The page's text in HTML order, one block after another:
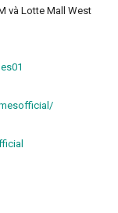
và Lotte Mall West